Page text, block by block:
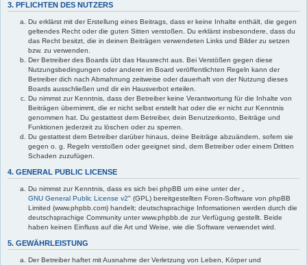
3. PFLICHTEN DES NUTZERS
Du erklärst mit der Erstellung eines Beitrags, dass er keine Inhalte enthält, die gegen
geltendes Recht oder die guten Sitten verstoßen. Du erklärst insbesondere, dass du
das Recht besitzt, die in deinen Beiträgen verwendeten Links und Bilder zu setzen
bzw. zu verwenden.
Der Betreiber des Boards übt das Hausrecht aus. Bei Verstößen gegen diese
Nutzungsbedingungen oder anderer im Board veröffentlichten Regeln kann der
Betreiber dich nach Abmahnung zeitweise oder dauerhaft von der Nutzung dieses
Boards ausschließen und dir ein Hausverbot erteilen.
Du nimmst zur Kenntnis, dass der Betreiber keine Verantwortung für die Inhalte von
Beiträgen übernimmt, die er nicht selbst erstellt hat oder die er nicht zur Kenntnis
genommen hat. Du gestattest dem Betreiber, dein Benutzerkonto, Beiträge und
Funktionen jederzeit zu löschen oder zu sperren.
Du gestattest dem Betreiber darüber hinaus, deine Beiträge abzuändern, sofern sie
gegen o. g. Regeln verstoßen oder geeignet sind, dem Betreiber oder einem Dritten
Schaden zuzufügen.
4. GENERAL PUBLIC LICENSE
Du nimmst zur Kenntnis, dass es sich bei phpBB um eine unter der „
GNU General Public License v2" (GPL) bereitgestellten Foren-Software von phpBB
Limited (www.phpbb.com) handelt; deutschsprachige Informationen werden durch die
deutschsprachige Community unter www.phpbb.de zur Verfügung gestellt. Beide
haben keinen Einfluss auf die Art und Weise, wie die Software verwendet wird.
5. GEWÄHRLEISTUNG
Der Betreiber haftet mit Ausnahme der Verletzung von Leben, Körper und